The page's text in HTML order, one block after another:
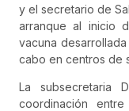
y el secretario de
arranque al inicio
vacuna
cabo en centros de
La subsecretaria
coordinación